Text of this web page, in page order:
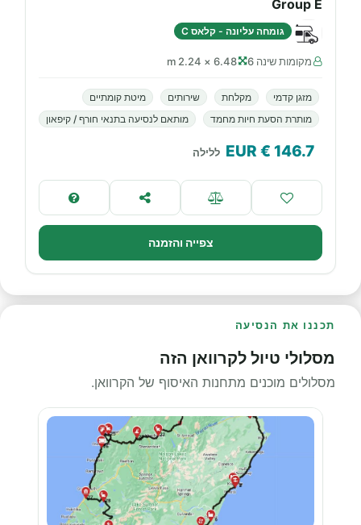
Group E
גומחה עליונה - קלאס C
מקומות שינה 6 6.48 × 2.24 m
מזגן קדמי מקלחת שירותים
מיטת קומתיים
מותרת הסעת חיות מחמד
מותאם לנסיעה בתנאי חורף / קיפאון
146.7
€ EUR ללילה
צפייה והזמנה
תכננו את הנסיעה
מסלולי טיול לקרוואן הזה
מסלולים מוכנים מתחנות האיסוף של הקרוואן.